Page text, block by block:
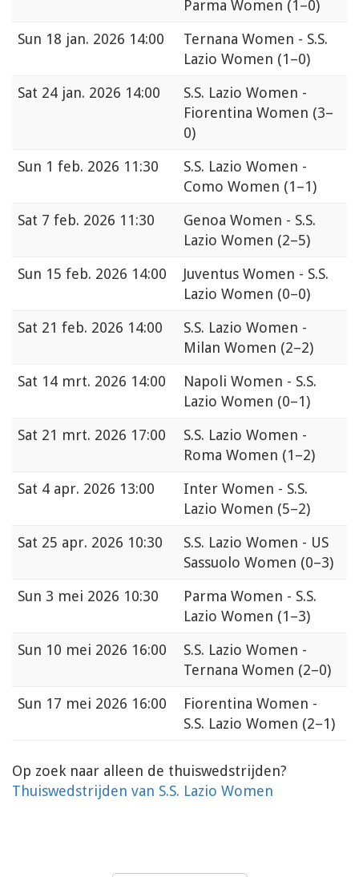
Parma Women (1–0)
Sun 18 jan. 2026 14:00
Ternana Women - S.S.
Lazio Women (1–0)
Sat 24 jan. 2026 14:00
S.S. Lazio Women -
Fiorentina Women (3–
0)
Sun 1 feb. 2026 11:30
S.S. Lazio Women -
Como Women (1–1)
Sat 7 feb. 2026 11:30
Genoa Women - S.S.
Lazio Women (2–5)
Sun 15 feb. 2026 14:00
Juventus Women - S.S.
Lazio Women (0–0)
Sat 21 feb. 2026 14:00
S.S. Lazio Women -
Milan Women (2–2)
Sat 14 mrt. 2026 14:00
Napoli Women - S.S.
Lazio Women (0–1)
Sat 21 mrt. 2026 17:00
S.S. Lazio Women -
Roma Women (1–2)
Sat 4 apr. 2026 13:00
Inter Women - S.S.
Lazio Women (5–2)
Sat 25 apr. 2026 10:30
S.S. Lazio Women - US
Sassuolo Women (0–3)
Sun 3 mei 2026 10:30
Parma Women - S.S.
Lazio Women (1–3)
Sun 10 mei 2026 16:00
S.S. Lazio Women -
Ternana Women (2–0)
Sun 17 mei 2026 16:00
Fiorentina Women -
S.S. Lazio Women (2–1)
Op zoek naar alleen de thuiswedstrijden?
Thuiswedstrijden van S.S. Lazio Women